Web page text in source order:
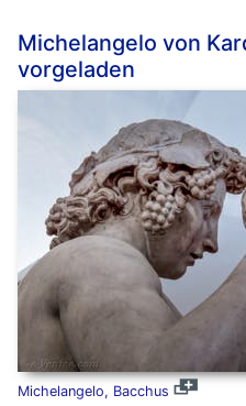
Michelangelo von
vorgeladen
Michelangelo, Bacchus